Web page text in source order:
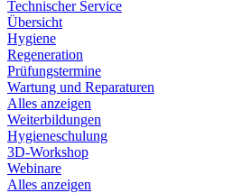
Technischer Service
Übersicht
Hygiene
Regeneration
Prüfungstermine
Wartung und Reparaturen
Alles anzeigen
Weiterbildungen
Hygieneschulung
3D-Workshop
Webinare
Alles anzeigen